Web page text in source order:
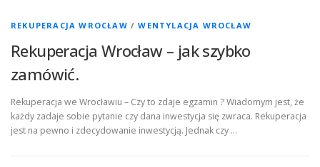
REKUPERACJA WROCŁAW /WENTYLACJA WROCŁAW
Rekuperacja Wrocław – jak szybko
zamówić.
Rekuperacja we Wrocławiu – Czy to zdaje egzamin ? Wiadomym jest, że
każdy zadaje sobie pytanie czy dana inwestycja się zwraca. Rekuperacja
jest na pewno i zdecydowanie inwestycją. Jednak czy …